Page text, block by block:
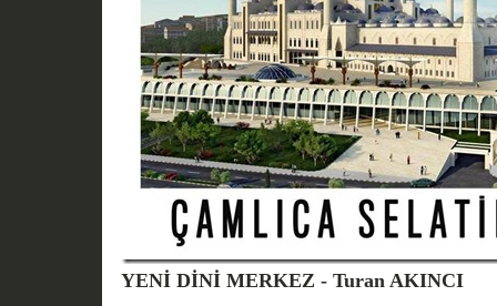
YENİ DİNİ MERKEZ - Turan AKINCI